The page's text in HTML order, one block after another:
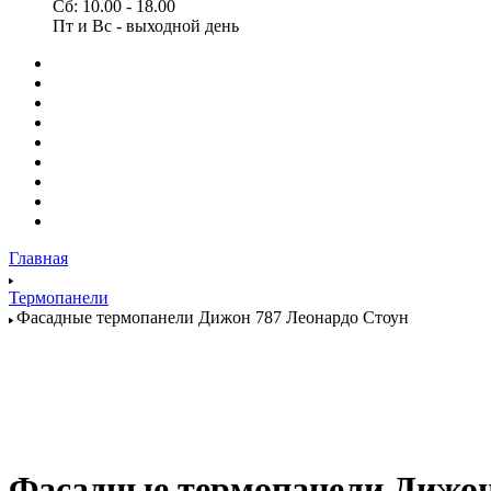
Сб: 10.00 - 18.00
Пт и Вс - выходной день
Главная
Термопанели
Фасадные термопанели Дижон 787 Леонардо Стоун